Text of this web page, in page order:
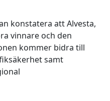
konstatera att Alvesta,
vinnare och den
kommer bidra till
samt